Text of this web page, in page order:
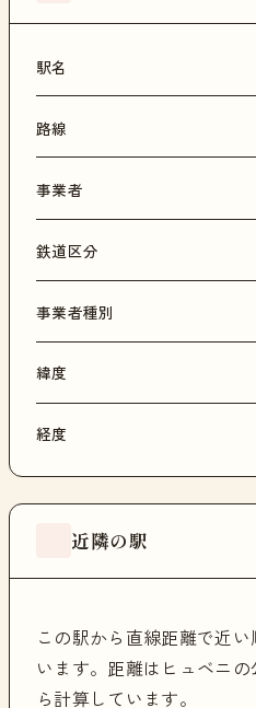
駅名
路線
事業者
鉄道区分
事業者種別
緯度
経度
近隣の駅
この駅から直線距離で近
います。距離はヒュベニ
ら計算しています。